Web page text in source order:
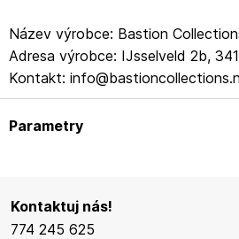
Název výrobce: Bastion
Adresa výrobce: IJsselveld 2b,
Kontakt:
Parametry
Kontaktuj nás!
774 245 625